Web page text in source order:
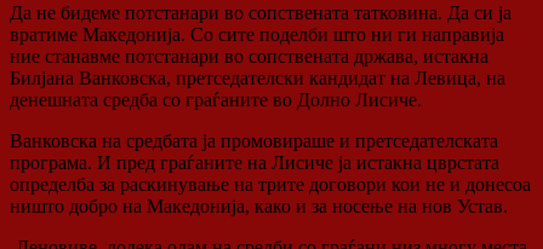
Да не бидеме потстанари во сопствената татковина. Да си ја
вратиме Македонија. Со сите поделби што ни ги направија
ние станавме потстанари во сопствената држава, истакна
Билјана Ванковска, претседателски кандидат на Левица, на
денешната средба со граѓаните во Долно Лисиче.
Ванковска на средбата ја промовираше и претседателската
програма. И пред граѓаните на Лисиче ја истакна цврстата
определба за раскинување на трите договори кои не и донесоа
ништо добро на Македонија, како и за носење на нов Устав.